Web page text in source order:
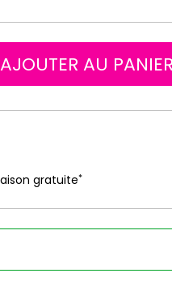
AJOUTER AU PANIER
gratuite*